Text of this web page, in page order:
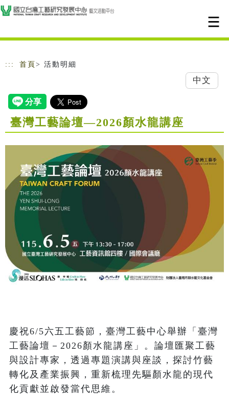
跳到主要內容
網站導覽
::: 首頁 > 活動明細
中文
臺灣工藝論壇—2026顏水龍講座
慶祝6/5六五工藝節，臺灣工藝中心舉辦「臺灣
工藝論壇－2026顏水龍講座」。論壇匯聚工藝
與設計專家，透過專題演講與座談，探討竹藝
轉化及產業振興，重新梳理先驅顏水龍的現代
化貢獻並啟發當代思維。